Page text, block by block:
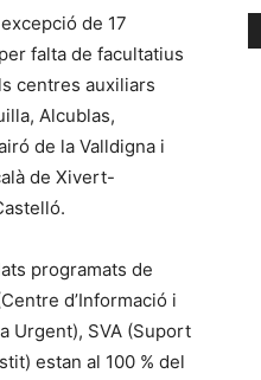
de 17
falta de facultatius
centres auxiliars
Alcublas,
de la Valldigna i
de Xivert-
programats de
d’Informació i
Urgent), SVA (Suport
estan al 100 % del